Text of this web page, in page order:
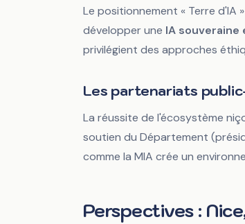
Le positionnement « Terre d'IA
développer une IA souveraine
privilégient des approches
Les partenariats
La réussite de l'écosystème
soutien du Département
comme la MIA crée un
Perspectives :